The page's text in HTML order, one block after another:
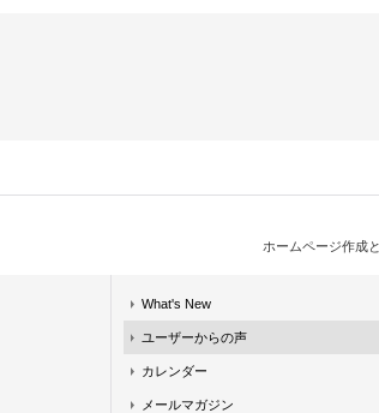
ホームページ作成
What's New
ユーザーからの声
カレンダー
メールマガジン